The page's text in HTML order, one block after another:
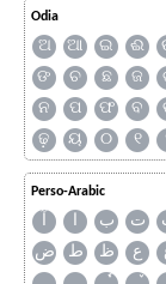
Odia
ଅ ଆ ଇ ଈ
ଙ
ଚ ଛ ଜ
ନ
ପ ଫ ବ
ଢ଼
ୟ ୦ ୧
Perso-Arabic
آ ا ب ت
ض
ط ظ ع